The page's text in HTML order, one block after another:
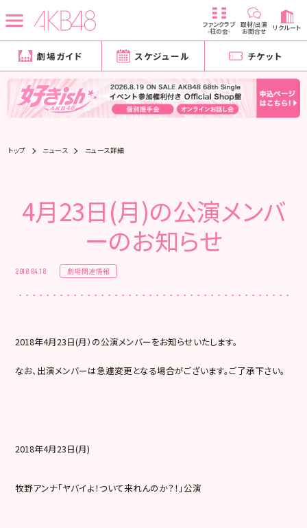
ファンクラブ
-柱の会-
取材/出演
お問合せ リクルート
劇場ガイド スケジュール チケット
トップ ニュース ニュース詳細
4月23日(月)の公演メンバ
ーのお知らせ
2018.04.18 劇場関連情報
2018年4月23日(月）の公演メンバーをお知らせいたします。
なお、出演メンバーは急遽変更となる場合がございます。ご了承下さい。
2018年4月23日(月)
牧野アンナ「ヤバイよ！ついて来れんのか？！」公演